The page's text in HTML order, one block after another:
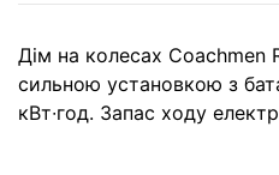
Дім на колесах Coachmen
сильною установкою з
кВт∙год. Запас ходу